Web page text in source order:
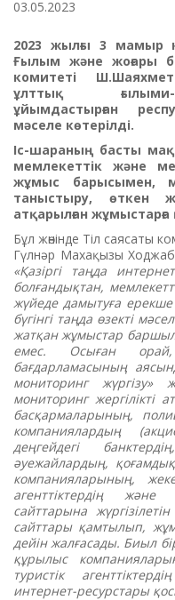
03.05.2023
2023 жылғы 3 мамыр
Ғылым және жоғары
комитеті
ұлттық ғылыми-
ұйымдастырған
мәселе көтерілді.
Іс-шараның басты
мемлекеттік және
жұмыс барысымен,
таныстыру, өткен
атқарылған
Бұл жөнінде Тіл саясаты
Гүлнәр Махақызы
«Қазіргі таңда
болғандықтан,
жүйеде дамытуға ерекше
бүгінгі таңда өзекті
жатқан жұмыстар
емес. Осыған
бағдарламасының
мониторинг
мониторинг жергілікті
басқармаларының,
компаниялардың
деңгейдегі
әуежайлардың,
компанияларының,
агенттіктердің
сайттарына
сайттары қамтылып,
дейін жалғасады. Биыл
құрылыс
туристік
интернет-ресурстары